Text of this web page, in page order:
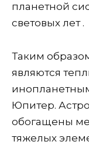
планетной
световых лет .
Таким
являются
Юпитер.
обогащены
тяжелых